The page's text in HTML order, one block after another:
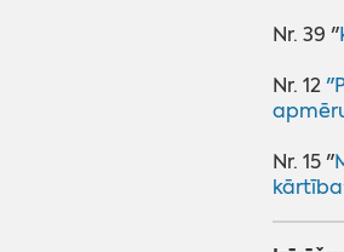
Nr. 39 "
Nr. 12
Nr. 15 "
kārtība